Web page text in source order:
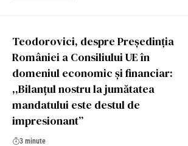
Teodorovici, despre Preşedinţia
României a Consiliului UE în
domeniul economic şi financiar:
,,Bilanţul nostru la jumătatea
mandatului este destul de
impresionant”
3 minute